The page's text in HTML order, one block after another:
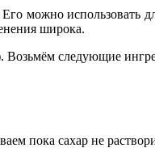
можно
широка.
Возьмём следующие
пока сахар не